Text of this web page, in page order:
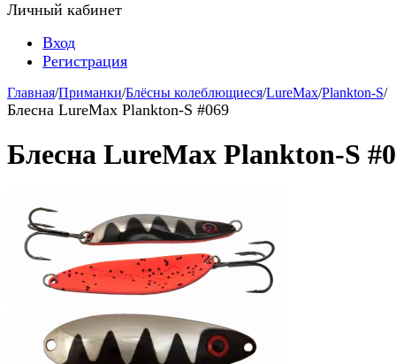
Личный кабинет
Вход
Регистрация
Главная/Приманки/Блёсны колеблющиеся/LureMax/Plankton-S/
Блесна LureMax Plankton-S #069
Блесна LureMax Plankton-S